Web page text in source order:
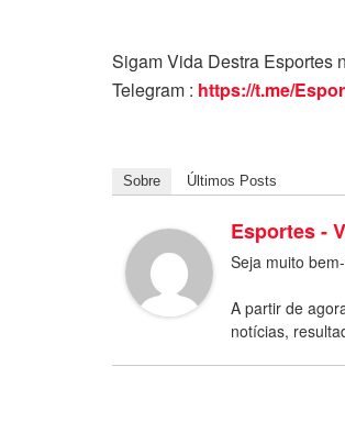
Sigam Vida Destra Esportes
Telegram : https://t.me/
Sobre Últimos Posts
Esportes -
Seja muito
A partir de
notícias,